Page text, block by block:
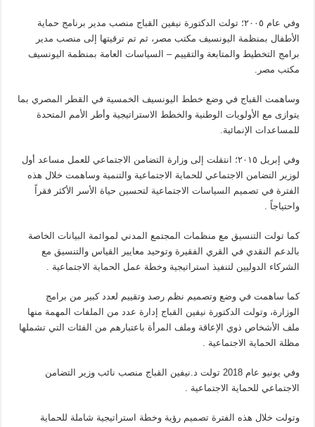
وفي عام ٢٠٠٥؛ تولت الدكتورة نيفين القباج منصب مدير برنامج حماية
الأطفال بمنظمة اليونسيف مكتب مصر، ثم تم ترقيتها إلى منصب مدير
برامج التخطيط والمتابعة والتقييم – السياسات العامة بمنظمة اليونسيف
مكتب مصر.
وساهمت القباج في وضع خطط اليونسيف الخمسية في القطر المصري بما
يتوازى مع الأولويات الوطنية والخطط الاستراتيجية وأطر الأمم المتحدة
للمساعدات الإنمائية.
وفي إبريل ٢٠١٥؛ انتقلت إلى وزارة التضامن الاجتماعي للعمل مساعد أول
لوزير التضامن الاجتماعي للحماية الاجتماعية والتنمية وساهمت خلال هذه
الفترة في تصميم السياسات الاجتماعية لتحسين حياة الأسر الأكثر فقراً
واحتياجاً .
كما تولت التنسيق مع منظمات المجتمع المدني لموائمة البيانات الخاصة
بالدعم النقدي في القري الفقيرة وتوحيد معايير القياس والتنسيق مع
الشركاء الدوليين لتنفيذ استراتيجية وخطة عمل الحماية الاجتماعية .
كما ساهمت في وضع وتصميم نظم رصد وتقييم لعدد كبير من برامج
الوزارة، وتولت الدكتورة نيفين القباج إدارة عدد من الملفات المهمة منها
ملف الأشخاص ذوي الإعاقة وملف المرأة باعتبارهم من الفئات التي تشملها
مظلة الحماية الاجتماعية .
وفي يونيو عام 2018 تولت د.نيفين القباج منصب نائب وزير التضامن
الاجتماعي للحماية الاجتماعية .
وتولت خلال هذه الفترة تصميم رؤية وخطة استراتيجية شاملة للحماية